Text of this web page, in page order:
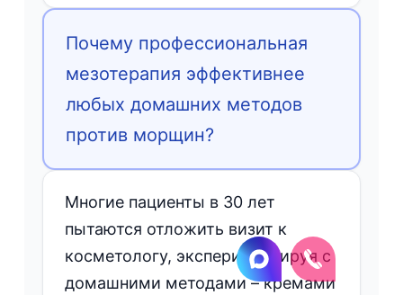
Почему профессиональная
мезотерапия эффективнее
любых домашних методов
против морщин?
Многие пациенты в 30 лет
пытаются отложить визит к
косметологу, экспериментируя с
домашними методами – кремами